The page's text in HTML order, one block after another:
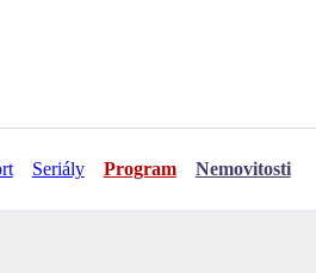
Seriály Program Nemovitosti